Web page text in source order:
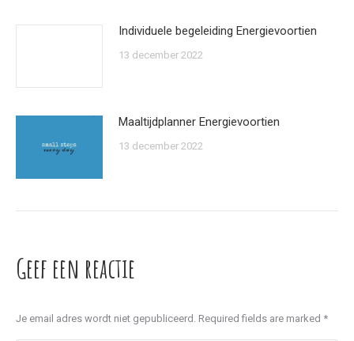
Individuele begeleiding Energievoortien
13 december 2022
Maaltijdplanner Energievoortien
13 december 2022
Geef een reactie
Je email adres wordt niet gepubliceerd. Required fields are marked *